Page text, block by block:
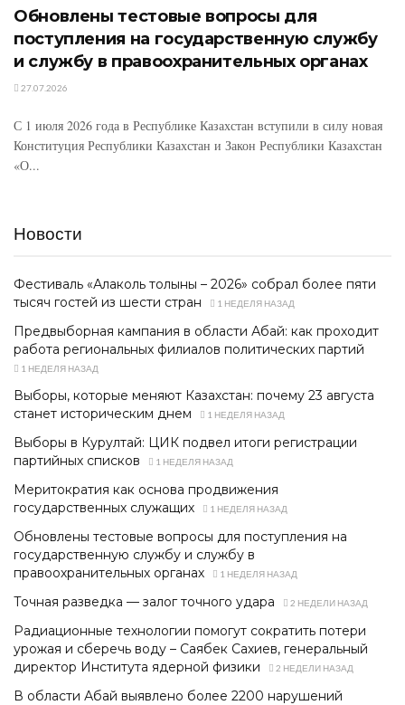
Обновлены тестовые вопросы для
поступления на государственную службу
и службу в правоохранительных органах
27.07.2026
С 1 июля 2026 года в Республике Казахстан вступили в силу новая
Конституция Республики Казахстан и Закон Республики Казахстан
«О...
Новости
Фестиваль «Алаколь толқыны – 2026» собрал более пяти
тысяч гостей из шести стран
1 НЕДЕЛЯ НАЗАД
Предвыборная кампания в области Абай: как проходит
работа региональных филиалов политических партий
1 НЕДЕЛЯ НАЗАД
Выборы, которые меняют Казахстан: почему 23 августа
станет историческим днем
1 НЕДЕЛЯ НАЗАД
Выборы в Курултай: ЦИК подвел итоги регистрации
партийных списков
1 НЕДЕЛЯ НАЗАД
Меритократия как основа продвижения
государственных служащих
1 НЕДЕЛЯ НАЗАД
Обновлены тестовые вопросы для поступления на
государственную службу и службу в
правоохранительных органах
1 НЕДЕЛЯ НАЗАД
Точная разведка — залог точного удара 2 НЕДЕЛИ НАЗАД
Радиационные технологии помогут сократить потери
урожая и сберечь воду – Саябек Сахиев, генеральный
директор Института ядерной физики
2 НЕДЕЛИ НАЗАД
В области Абай выявлено более 2200 нарушений